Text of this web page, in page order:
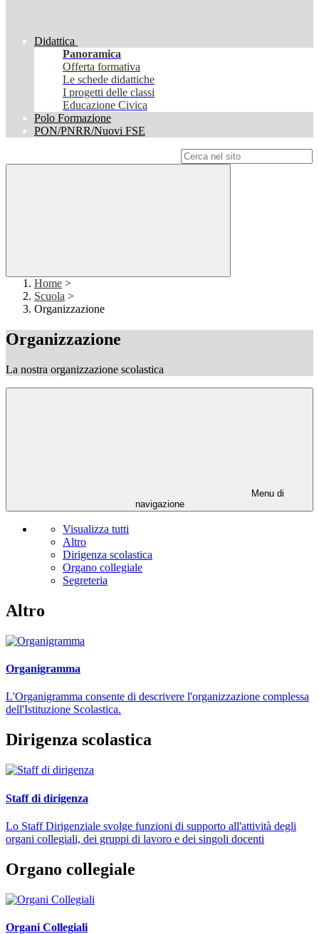
Didattica
Panoramica
Offerta formativa
Le schede didattiche
I progetti delle classi
Educazione Civica
Polo Formazione
PON/PNRR/Nuovi FSE
Home >
Scuola >
Organizzazione
Organizzazione
La nostra organizzazione scolastica
Menu di
navigazione
Visualizza tutti
Altro
Dirigenza scolastica
Organo collegiale
Segreteria
Altro
Organigramma
L'Organigramma consente di descrivere l'organizzazione complessa
dell'Istituzione Scolastica.
Dirigenza scolastica
Staff di dirigenza
Lo Staff Dirigenziale svolge funzioni di supporto all'attività degli
organi collegiali, dei gruppi di lavoro e dei singoli docenti
Organo collegiale
Organi Collegiali